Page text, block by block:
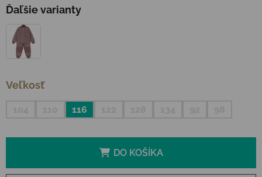
Ďaľšie varianty
Veľkosť
116
DO KOŠÍKA